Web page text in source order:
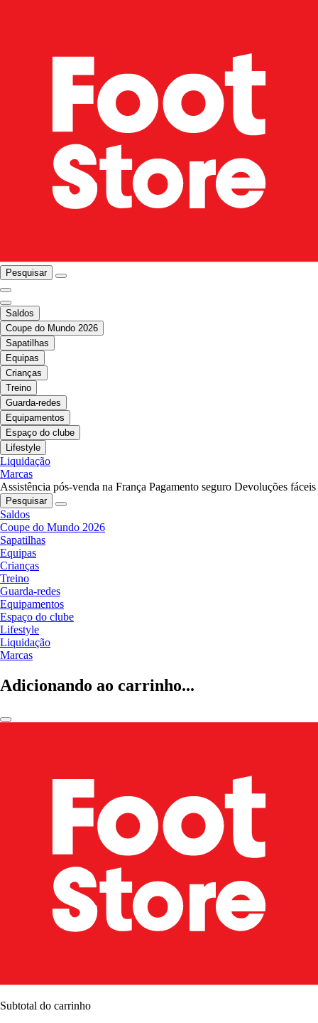
Pesquisar
Saldos
Coupe do Mundo 2026
Sapatilhas
Equipas
Crianças
Treino
Guarda-redes
Equipamentos
Espaço do clube
Lifestyle
Liquidação
Marcas
Assistência pós-venda na França Pagamento seguro Devoluções fáceis
Pesquisar
Saldos
Coupe do Mundo 2026
Sapatilhas
Equipas
Crianças
Treino
Guarda-redes
Equipamentos
Espaço do clube
Lifestyle
Liquidação
Marcas
Adicionando ao carrinho...
Subtotal do carrinho